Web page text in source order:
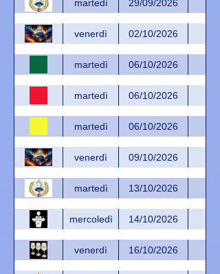
martedì 29/09/2026
venerdì 02/10/2026
martedì 06/10/2026
martedì 06/10/2026
martedì 06/10/2026
venerdì 09/10/2026
martedì 13/10/2026
mercoledì 14/10/2026
venerdì 16/10/2026